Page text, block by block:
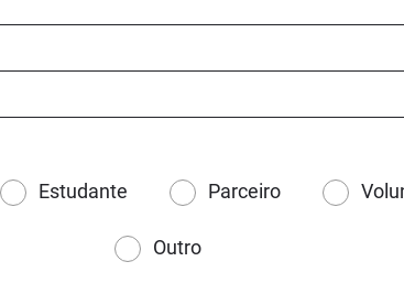
Estudante Parceiro
Outro